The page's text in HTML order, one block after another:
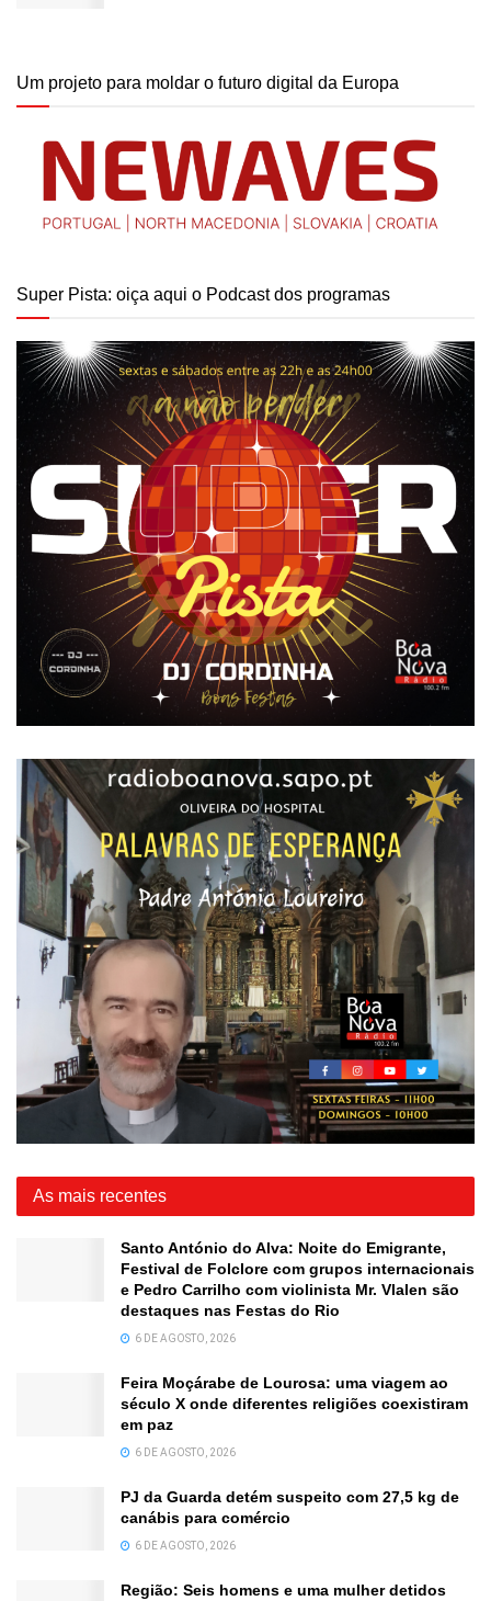
Um projeto para moldar o futuro digital da Europa
Super Pista: oiça aqui o Podcast dos programas
As mais recentes
Santo António do Alva: Noite do Emigrante,
Festival de Folclore com grupos internacionais
e Pedro Carrilho com violinista Mr. Vlalen são
destaques nas Festas do Rio
6 DE AGOSTO, 2026
Feira Moçárabe de Lourosa: uma viagem ao
século X onde diferentes religiões coexistiram
em paz
6 DE AGOSTO, 2026
PJ da Guarda detém suspeito com 27,5 kg de
canábis para comércio
6 DE AGOSTO, 2026
Região: Seis homens e uma mulher detidos